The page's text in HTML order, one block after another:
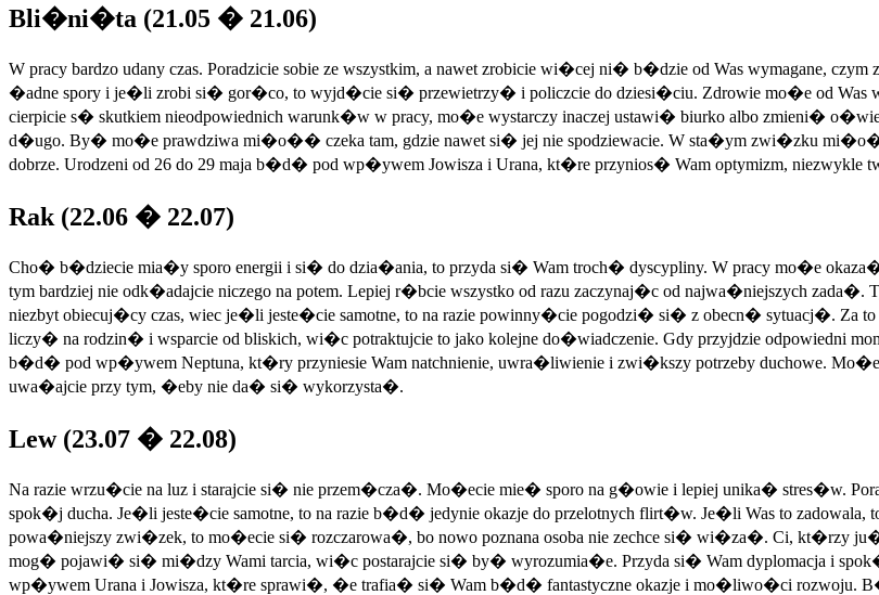
Bli�ni�ta (21.05 � 21.06)
W pracy bardzo udany czas. Poradzicie sobie ze wszystkim, a nawet zrobicie wi�cej ni� b�dzie od Was wymagane,
�adne spory i je�li zrobi si� gor�co, to wyjd�cie si� przewietrzy� i policzcie do dziesi�ciu. Zdrowie mo�e od
cierpicie s� skutkiem nieodpowiednich warunk�w w pracy, mo�e wystarczy inaczej ustawi� biurko albo zmieni�
d�ugo. By� mo�e prawdziwa mi�o�� czeka tam, gdzie nawet si� jej nie spodziewacie. W sta�ym zwi�zku
dobrze. Urodzeni od 26 do 29 maja b�d� pod wp�ywem Jowisza i Urana, kt�re przynios� Wam optymizm, niezwykle
Rak (22.06 � 22.07)
Cho� b�dziecie mia�y sporo energii i si� do dzia�ania, to przyda si� Wam troch� dyscypliny. W pracy mo�e
tym bardziej nie odk�adajcie niczego na potem. Lepiej r�bcie wszystko od razu zaczynaj�c od najwa�niejszych
niezbyt obiecuj�cy czas, wiec je�li jeste�cie samotne, to na razie powinny�cie pogodzi� si� z obecn� sytuacj�. Za
liczy� na rodzin� i wsparcie od bliskich, wi�c potraktujcie to jako kolejne do�wiadczenie. Gdy przyjdzie odpowiedni
b�d� pod wp�ywem Neptuna, kt�ry przyniesie Wam natchnienie, uwra�liwienie i zwi�kszy potrzeby duchowe.
uwa�ajcie przy tym, �eby nie da� si� wykorzysta�.
Lew (23.07 � 22.08)
Na razie wrzu�cie na luz i starajcie si� nie przem�cza�. Mo�ecie mie� sporo na g�owie i lepiej unika� stres�w.
spok�j ducha. Je�li jeste�cie samotne, to na razie b�d� jedynie okazje do przelotnych flirt�w. Je�li Was to
powa�niejszy zwi�zek, to mo�ecie si� rozczarowa�, bo nowo poznana osoba nie zechce si� wi�za�. Ci,
mog� pojawi� si� mi�dzy Wami tarcia, wi�c postarajcie si� by� wyrozumia�e. Przyda si� Wam dyplomacja i
wp�ywem Urana i Jowisza, kt�re sprawi�, �e trafia� si� Wam b�d� fantastyczne okazje i mo�liwo�ci rozwoju.